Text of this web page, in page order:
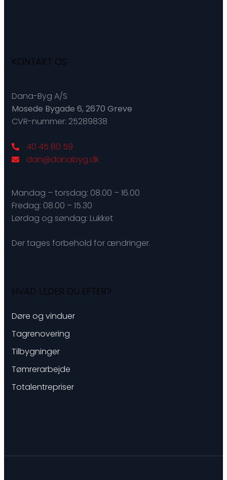
KONTAKT OS
Dana-Byg A/S
Mosede Bygade 6, 2670 Greve
CVR-nummer: 25289838
40 45 80 59
dan@danabyg.dk
Mandag – torsdag: ​08.00 – 16.00
Fredag: ​08.00 – 15.30
Lørdag og søndag: Lukket
Der tages forbehold for ændringer.
HVAD LEDER DU EFTER?
Døre og vinduer
Tagrenovering
Tilbygninger
Tømrerarbejde
Totalentrepriser